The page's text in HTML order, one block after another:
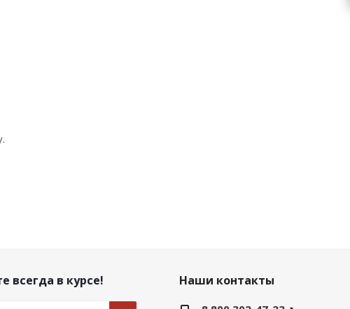
всегда в курсе! Наши контакты